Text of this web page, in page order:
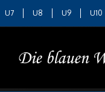
U7 U8 U9 U10